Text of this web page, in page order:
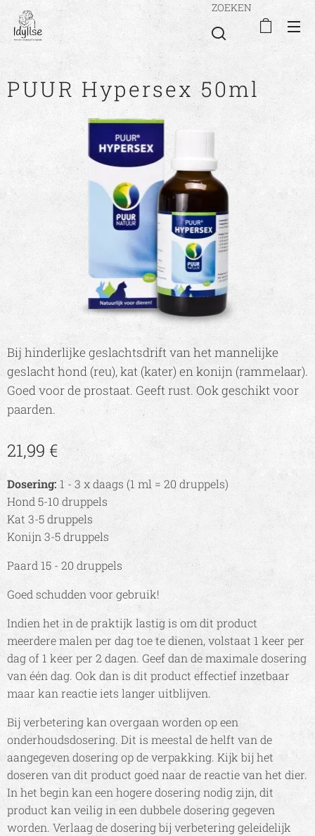
ZOEKEN
PUUR Hypersex 50ml
Bij hinderlijke geslachtsdrift van het mannelijke
geslacht hond (reu), kat (kater) en konijn (rammelaar).
Goed voor de prostaat. Geeft rust. Ook geschikt voor
paarden.
21,99€
Dosering: 1 - 3 x daags (1 ml = 20 druppels)
Hond 5-10 druppels
Kat 3-5 druppels
Konijn 3-5 druppels
Paard 15 - 20 druppels
Goed schudden voor gebruik!
Indien het in de praktijk lastig is om dit product
meerdere malen per dag toe te dienen, volstaat 1 keer per
dag of 1 keer per 2 dagen. Geef dan de maximale dosering
van één dag. Ook dan is dit product effectief inzetbaar
maar kan reactie iets langer uitblijven.
Bij verbetering kan overgaan worden op een
onderhoudsdosering. Dit is meestal de helft van de
aangegeven dosering op de verpakking. Kijk bij het
doseren van dit product goed naar de reactie van het dier.
In het begin kan een hogere dosering nodig zijn, dit
product kan veilig in een dubbele dosering gegeven
worden. Verlaag de dosering bij verbetering geleidelijk